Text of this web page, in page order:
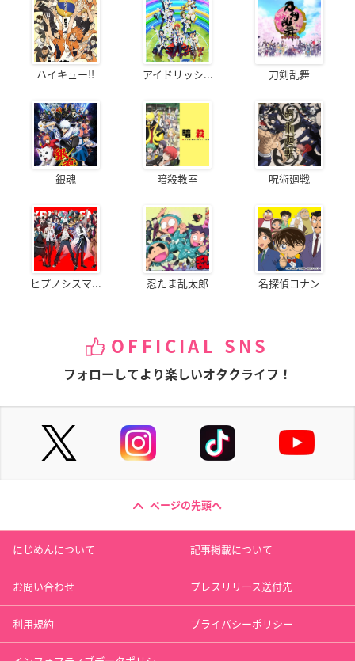
ハイキュー!! アイドリッシ... 刀剣乱舞
銀魂 暗殺教室 呪術廻戦
ヒプノシスマ... 忍たま乱太郎 名探偵コナン
OFFICIAL SNS
フォローしてより楽しいオタクライフ！
ページの先頭へ
にじめんについて 記事掲載について
お問い合わせ プレスリリース送付先
利用規約 プライバシーポリシー